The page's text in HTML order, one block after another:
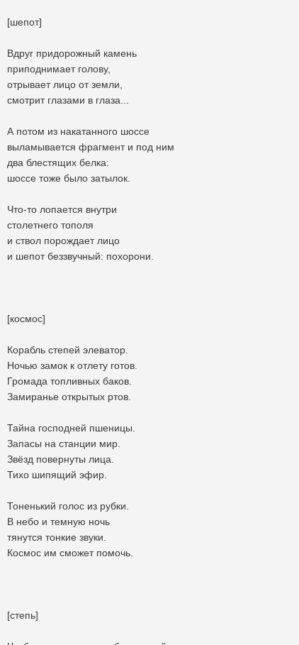
[шепот]
Вдруг придорожный камень
приподнимает голову,
отрывает лицо от земли,
смотрит глазами в глаза...
А потом из накатанного шоссе
выламывается фрагмент и под ним
два блестящих белка:
шоссе тоже было затылок.
Что-то лопается внутри
столетнего тополя
и ствол порождает лицо
и шепот беззвучный: похорони.
[космос]
Корабль степей элеватор.
Ночью замок к отлету готов.
Громада топливных баков.
Замиранье открытых ртов.
Тайна господней пшеницы.
Запасы на станции мир.
Звёзд повернуты лица.
Тихо шипящий эфир.
Тоненький голос из рубки.
В небо и темную ночь
тянутся тонкие звуки.
Космос им сможет помочь.
[степь]